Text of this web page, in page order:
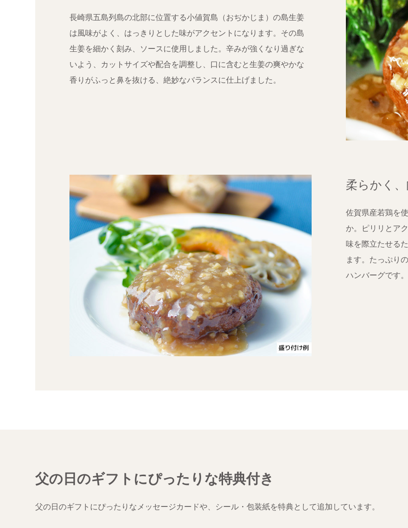
長崎県五島列島の北部に位置する小値賀島（おぢかじま）の島生姜
は風味がよく、はっきりとした味がアクセントになります。その島
生姜を細かく刻み、ソースに使用しました。辛みが強くなり過ぎな
いよう、カットサイズや配合を調整し、口に含むと生姜の爽やかな
香りがふっと鼻を抜ける、絶妙なバランスに仕上げました。
柔らかく
佐賀県産若鶏を
か。ピリリとア
味を際立たせる
ます。たっぷり
ハンバーグです。
父の日のギフトにぴったりな特典付き
父の日のギフトにぴったりなメッセージカードや、シール・包装紙を特典として追加しています。